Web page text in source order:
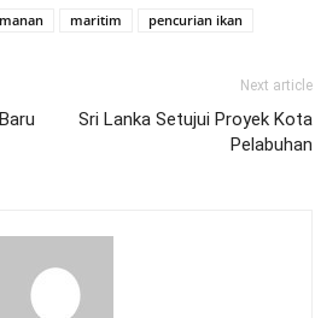
maritim pencurian ikan
Next article
Sri Lanka Setujui Proyek Kota
Pelabuhan